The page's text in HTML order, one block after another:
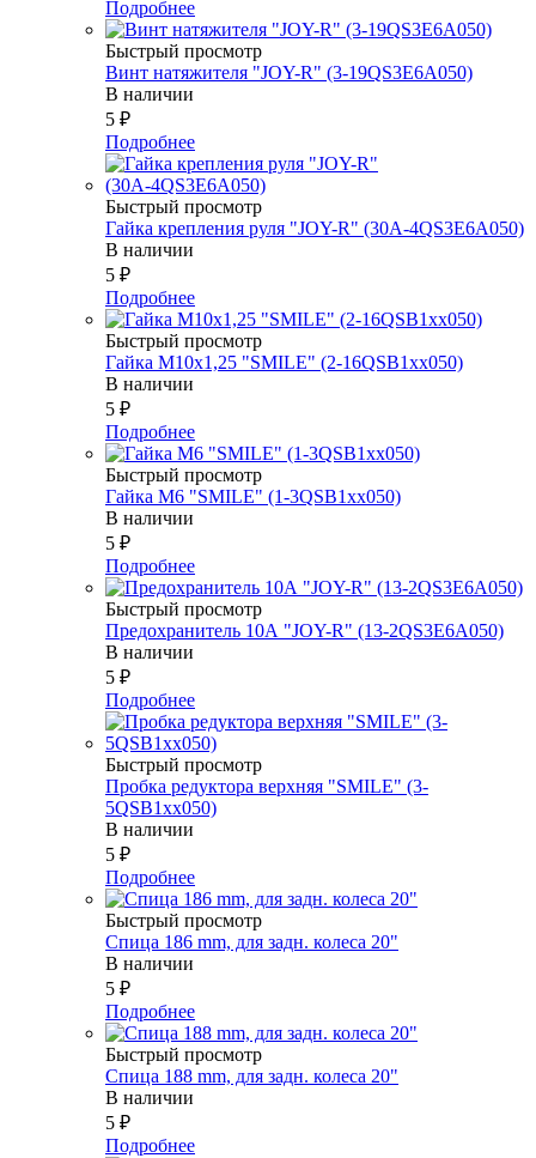
Подробнее
Быстрый просмотр
Винт натяжителя "JOY-R" (3-19QS3E6A050)
В наличии
5 ₽
Подробнее
Быстрый просмотр
Гайка крепления руля "JOY-R" (30А-4QS3E6A050)
В наличии
5 ₽
Подробнее
Быстрый просмотр
Гайка М10х1,25 "SMILE" (2-16QSB1xx050)
В наличии
5 ₽
Подробнее
Быстрый просмотр
Гайка М6 "SMILE" (1-3QSB1xx050)
В наличии
5 ₽
Подробнее
Быстрый просмотр
Предохранитель 10А "JOY-R" (13-2QS3E6A050)
В наличии
5 ₽
Подробнее
Быстрый просмотр
Пробка редуктора верхняя "SMILE" (3-
5QSB1xx050)
В наличии
5 ₽
Подробнее
Быстрый просмотр
Спица 186 mm, для задн. колеса 20"
В наличии
5 ₽
Подробнее
Быстрый просмотр
Спица 188 mm, для задн. колеса 20"
В наличии
5 ₽
Подробнее